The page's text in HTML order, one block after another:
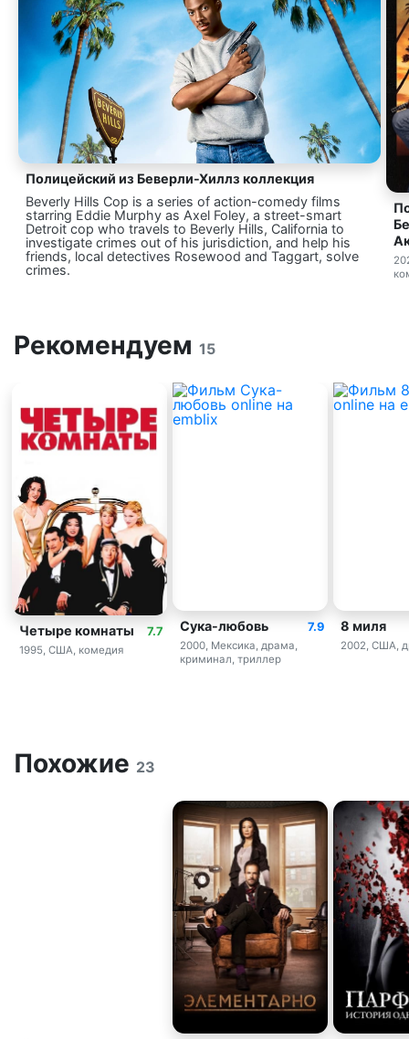
Полицейский из Беверли-Хиллз коллекция
Beverly Hills Cop is a series of action-comedy films
starring Eddie Murphy as Axel Foley, a street-smart
Detroit cop who travels to Beverly Hills, California to
investigate crimes out of his jurisdiction, and help his
friends, local detectives Rosewood and Taggart, solve
crimes.
Рекомендуем 15
7.7
Четыре комнаты
1995, США, комедия
7.9
Сука-любовь
2000, Мексика, драма,
криминал, триллер
8 миля
2002, США,
Похожие 23